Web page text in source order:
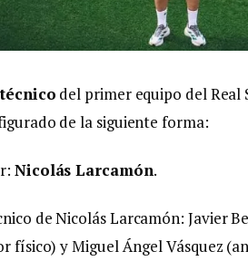
del primer equipo del Real
de la siguiente forma:
Nicolás Larcamón.
de Nicolás Larcamón: Javier
físico) y Miguel Ángel Vásquez